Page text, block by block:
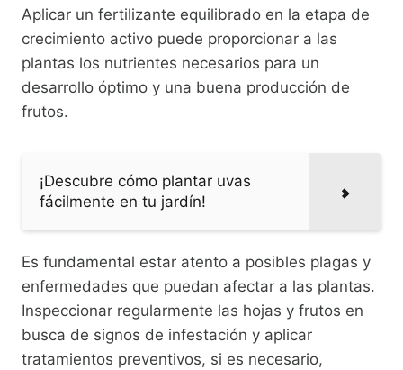
Aplicar un fertilizante equilibrado en la etapa de
crecimiento activo puede proporcionar a las
plantas los nutrientes necesarios para un
desarrollo óptimo y una buena producción de
frutos.
¡Descubre cómo plantar uvas
fácilmente en tu jardín!
Es fundamental estar atento a posibles plagas y
enfermedades que puedan afectar a las plantas.
Inspeccionar regularmente las hojas y frutos en
busca de signos de infestación y aplicar
tratamientos preventivos, si es necesario,